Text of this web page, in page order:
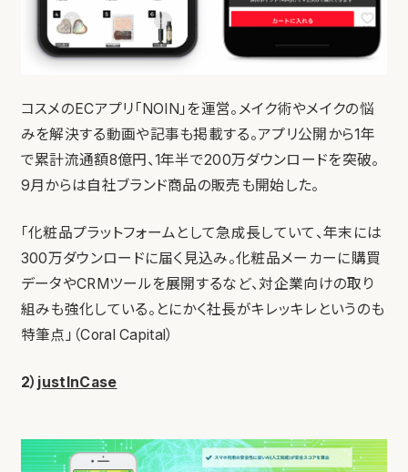
コスメのECアプリ「NOIN」を運営。メイク術やメイクの悩
みを解決する動画や記事も掲載する。アプリ公開から1年
で累計流通額8億円、1年半で200万ダウンロードを突破。
9月からは自社ブランド商品の販売も開始した。
「化粧品プラットフォームとして急成長していて、年末には
300万ダウンロードに届く見込み。化粧品メーカーに購買
データやCRMツールを展開するなど、対企業向けの取り
組みも強化している。とにかく社長がキレッキレというのも
特筆点」（Coral Capital）
2） justInCase